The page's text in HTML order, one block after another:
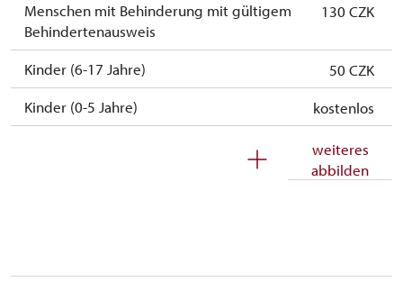
Menschen mit Behinderung mit gültigem
Behindertenausweis
130 CZK
Kinder (6-17 Jahre)
50 CZK
Kinder (0-5 Jahre)
kostenlos
Begleitperson von Schwerbehinderten
kostenlos
Begleitperson von Schülergruppen pro 15
kostenlos
weiteres
abbilden